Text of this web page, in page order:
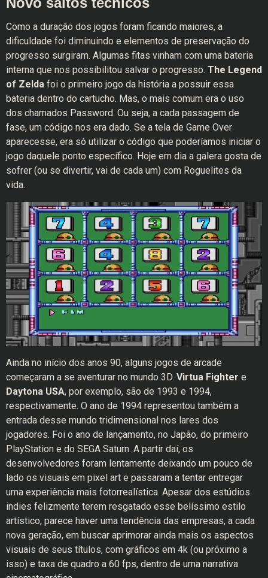
Como a duração dos jogos foram ficando maiores, a
dificuldade foi diminuindo e elementos de preservação do
progresso surgiram. Algumas fitas vinham com uma bateria
interna que nos possibilitou salvar o progresso. The Legend
of Zelda foi o primeiro jogo da história a possuir essa
bateria dentro do cartucho. Mas, o mais comum era o uso
dos chamados Password. Ou seja, a cada passagem de
fase, um código nos era dado. Se a tela de Game Over
aparecesse, era só utilizar o código que poderíamos iniciar o
jogo daquele ponto específico. Hoje em dia a galera gosta de
sofrer (ou se divertir, vai de cada um) com Roguelites da
vida.
Ainda no início dos anos 90, alguns jogos de arcade
começaram a se aventurar no mundo 3D. Virtua Fighter e
Daytona USA, por exemplo, são de 1993 e 1994,
respectivamente. O ano de 1994 representou também a
entrada desse mundo tridimensional nos lares dos
jogadores. Foi o ano de lançamento, no Japão, do primeiro
PlayStation e do SEGA Saturn. A partir daí, os
desenvolvedores foram lentamente deixando um pouco de
lado os visuais em pixel art e passaram a tentar entregar
uma experiência mais fotorrealística. Apesar dos estúdios
indies felizmente terem resgatado esse belíssimo estilo
artístico, parece haver uma tendência das empresas, a cada
nova geração, em buscar aprimorar ainda mais os aspectos
visuais de seus títulos, com gráficos em 4k (ou próximo a
isso) e taxa de quadro a 60 fps, dentro de uma narrativa